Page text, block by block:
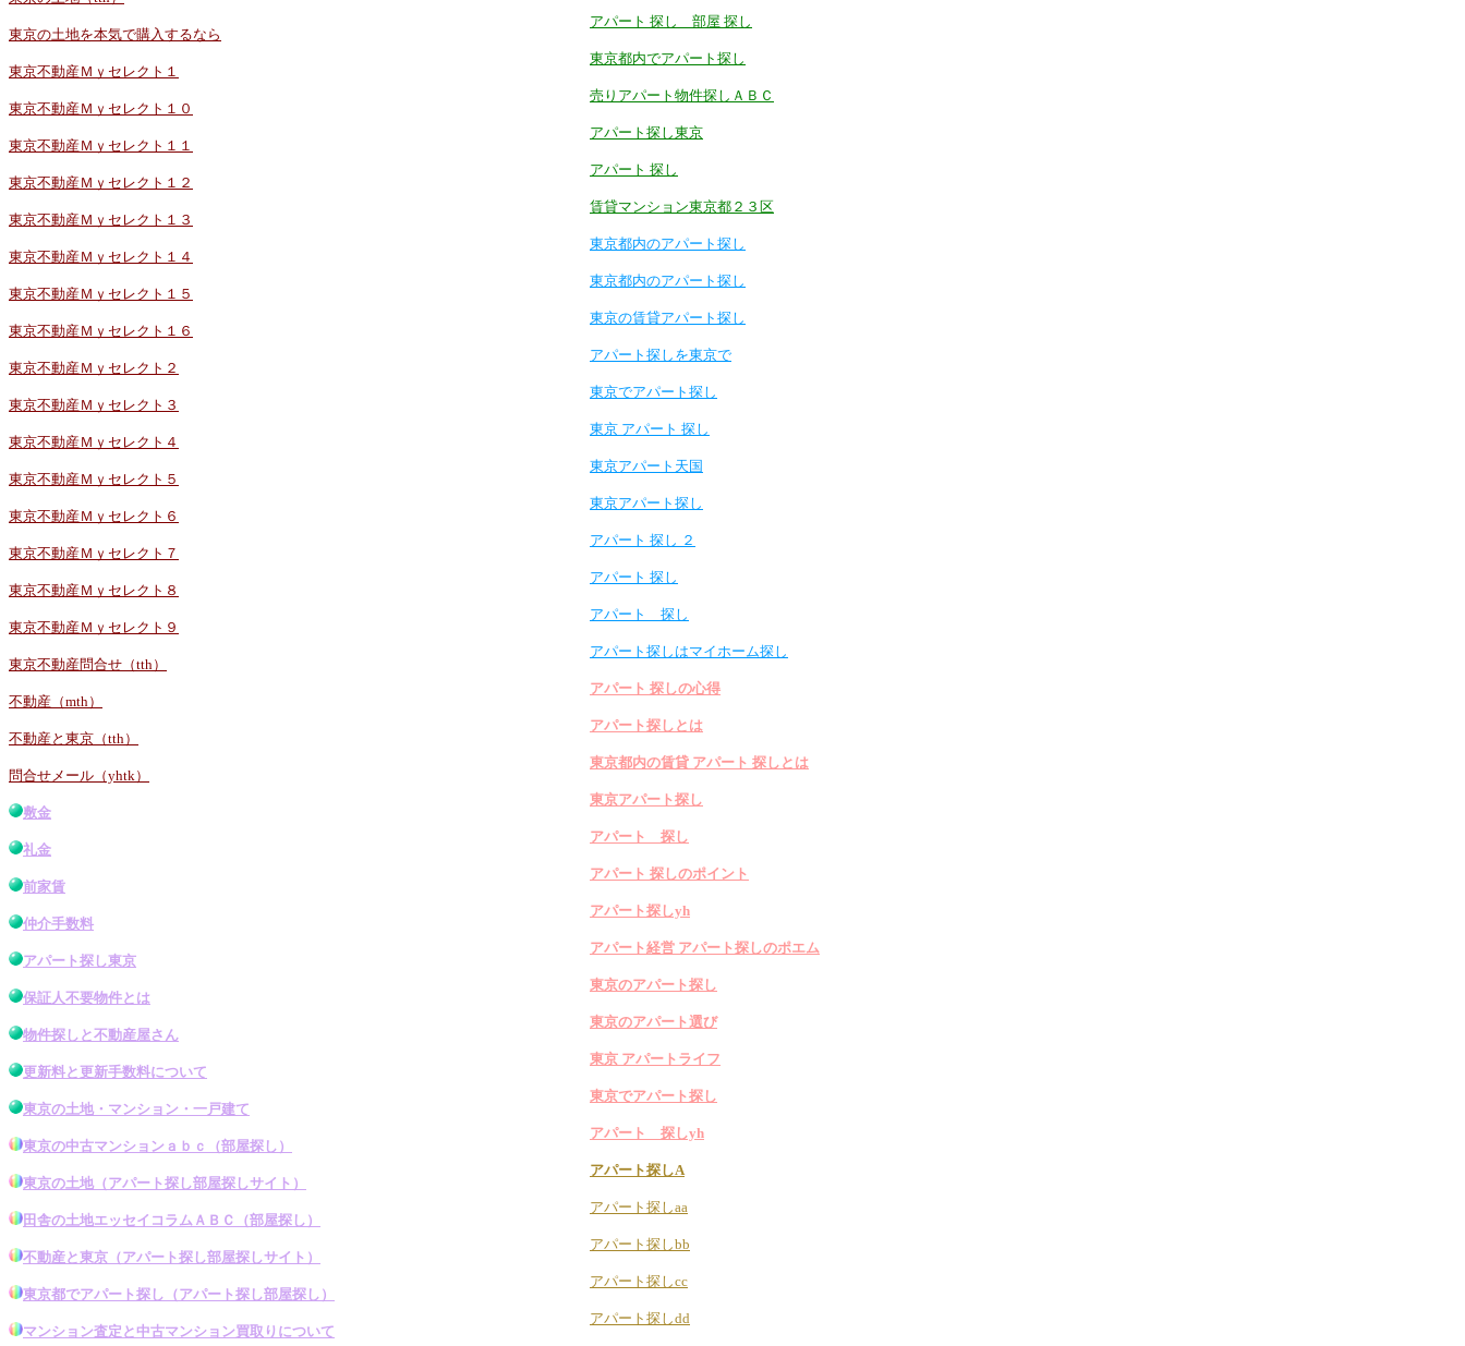
東京の土地を本気で購入するなら
東京不動産Ｍｙセレクト１
東京不動産Ｍｙセレクト１０
東京不動産Ｍｙセレクト１１
東京不動産Ｍｙセレクト１２
東京不動産Ｍｙセレクト１３
東京不動産Ｍｙセレクト１４
東京不動産Ｍｙセレクト１５
東京不動産Ｍｙセレクト１６
東京不動産Ｍｙセレクト２
東京不動産Ｍｙセレクト３
東京不動産Ｍｙセレクト４
東京不動産Ｍｙセレクト５
東京不動産Ｍｙセレクト６
東京不動産Ｍｙセレクト７
東京不動産Ｍｙセレクト８
東京不動産Ｍｙセレクト９
東京不動産問合せ（tth）
不動産（mth）
不動産と東京（tth）
問合せメール（yhtk）
敷金
礼金
前家賃
仲介手数料
アパート探し東京
保証人不要物件とは
物件探し と不動産屋さん
更新料と更新手数料について
東京の土地・マンション・一戸建て
東京の中古マンション ａｂｃ（部屋探し ）
東京の土地（アパート探し部屋探しサイト）
田舎の土地エッセイコラムＡＢＣ（部屋探し ）
不動産と東京 （アパート探し部屋探しサイト）
東京都でアパート探し （アパート探し部屋探し ）
マンション査定と中古マンション買取りについて
アパート 探し 部屋 探し
東京都内でアパート探し
売りアパート物件探しＡＢＣ
アパート探し東京
アパート 探し
賃貸マンション東京都２３区
東京都内のアパート探し
東京都内のアパート探し
東京の賃貸アパート探し
アパート探しを東京で
東京でアパート探し
東京 アパート 探し
東京アパート天国
東京アパート探し
アパート 探し ２
アパート 探し
アパート 探し
アパート探しはマイホーム探し
アパート 探しの心得
アパート探しとは
東京都内の賃貸 アパート 探しとは
東京アパート探し
アパート 探し
アパート 探しのポイント
アパート探しyh
アパート経営 アパート探しのポエム
東京のアパート探し
東京のアパート選び
東京 アパートライフ
東京でアパート探し
アパート 探しyh
アパート探しA
アパート探しaa
アパート探しbb
アパート探しcc
アパート探しdd